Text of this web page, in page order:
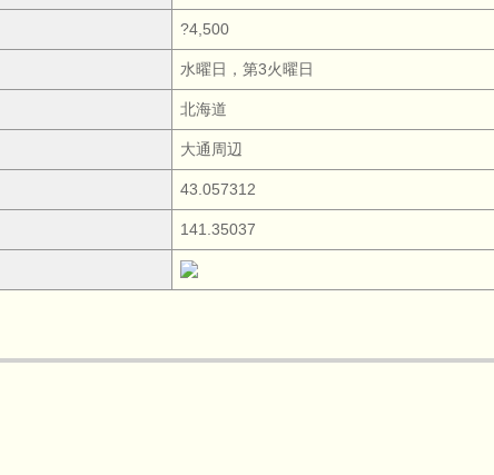
?4,500
水曜日，第3火曜日
北海道
大通周辺
43.057312
141.35037